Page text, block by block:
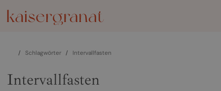
/ Schlagwörter / Intervallfasten
Intervallfasten